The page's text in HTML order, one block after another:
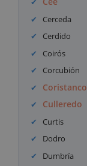
Cerceda
Cerdido
Coirós
Corcubión
Coristanco
Culleredo
Curtis
Dodro
Dumbría